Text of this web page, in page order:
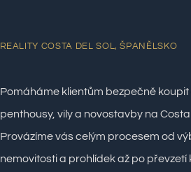
REALITY COSTA DEL SOL, ŠPANĚLSKO
Pomáháme klientům bezpečně
penthousy, vily a novostavby na Costa
Provázíme vás celým procesem od
nemovitosti a prohlídek až po převzetí